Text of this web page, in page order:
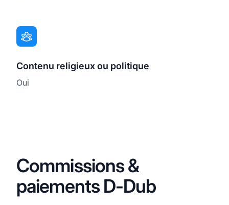
Contenu religieux ou politique
Oui
Commissions &
paiements D-Dub